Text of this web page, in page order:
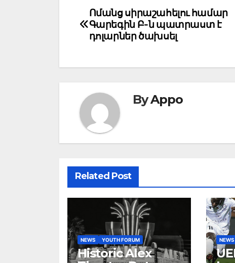
Post
navigation
Ոմանց սիրաշահելու համար
Գարեգին Բ-ն պատրաստ է
դոլարներ ծախսել
ByAppo
Related Post
NEWS YOUTH FORUM
Historic Alex
NEWS